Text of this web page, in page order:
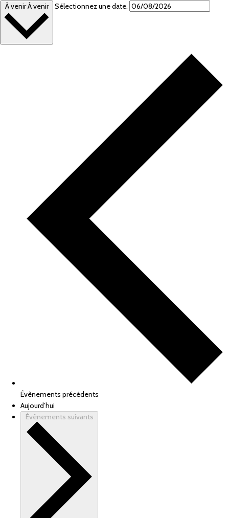
À venirÀ venir Sélectionnez une date.
Évènements précédents
Aujourd’hui
Évènements suivants